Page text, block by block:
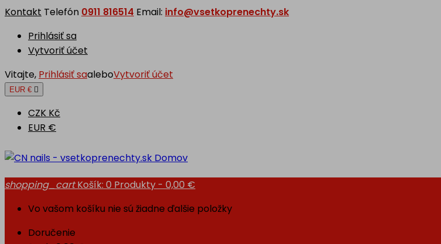
Kontakt Telefón 0911 816514 Email: info@vsetkoprenechty.sk
Prihlásiť sa
Vytvoriť účet
Vitajte, Prihlásiť saaleboVytvoriť účet
EUR € 
CZK Kč
EUR €
Domov
shopping_cart Košík: 0 Produkty - 0,00 €
Vo vašom košíku nie sú žiadne ďalšie položky
Doručenie